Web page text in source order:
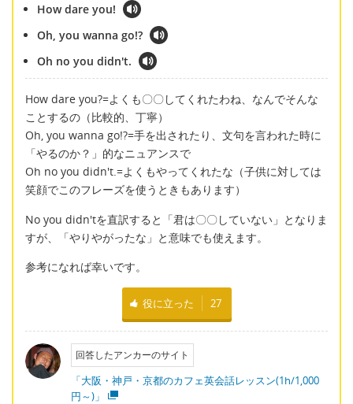
How dare you!
Oh, you wanna go!?
Oh no you didn't.
How dare you?=よくも〇〇してくれたわね、なんでそんな
ことするの（比較的、丁寧）
Oh, you wanna go!?=手を出されたり、文句を言われた時に
「やるのか？」的なニュアンスで
Oh no you didn't.=よくもやってくれたな（子供に対しては
笑顔でこのフレーズを使うときもあります）
No you didn'tを直訳すると「君は〇〇していない」となりま
すが、「やりやがったな」と意味でも使えます。
参考になれば幸いです。
役に立った 27
回答したアンカーのサイト
「大阪・神戸・京都のカフェ英会話レッスン(1h/1,000
円～)」